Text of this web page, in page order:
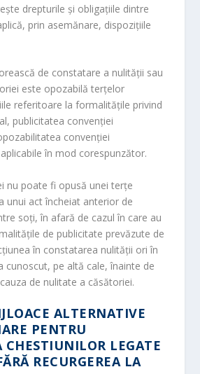
drepturile şi obligaţiile dintre
prin asemănare, dispoziţiile
de constatare a nulităţii sau
este opozabilă terţelor
referitoare la formalităţile privind
publicitatea convenţiei
convenţiei
în mod corespunzător.
nu poate fi opusă unei terţe
unui act încheiat anterior de
soţi, în afară de cazul în care au
de publicitate prevăzute de
în constatarea nulităţii ori în
cunoscut, pe altă cale, înainte de
de nulitate a căsătoriei.
ALTERNATIVE
PENTRU
CHESTIUNILOR LEGATE
RECURGEREA LA